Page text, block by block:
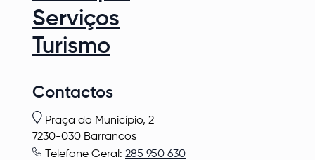
Serviços
Turismo
Contactos
Praça do Município, 2
7230-030 Barrancos
Telefone Geral: 285 950 630